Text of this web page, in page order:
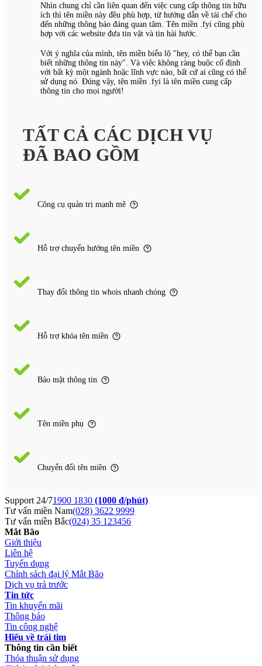
Nhìn chung chỉ cần liên quan đến việc cung cấp thông tin hữu
ích thì tên miền này đều phù hợp, từ hướng dẫn về tái chế cho
đến những thông báo đáng quan tâm. Tên miền .fyi cũng phù
hợp với các website đưa tin vặt và tin hài hước.
Với ý nghĩa của mình, tên miền biểu lộ "hey, có thể bạn cần
biết những thông tin này". Và việc không ràng buộc cố định
với bất kỳ một ngành hoặc lĩnh vực nào, bất cứ ai cũng có thể
sử dụng nó. Đúng vậy, tên miền .fyi là tên miền cung cấp
thông tin cho mọi người!
TẤT CẢ CÁC DỊCH VỤ
ĐÃ BAO GỒM
Công cụ quản trị mạnh mẽ
Hỗ trợ chuyển hướng tên miền
Thay đổi thông tin whois nhanh chóng
Hỗ trợ khóa tên miền
Bảo mật thông tin
Tên miền phụ
Chuyển đổi tên miền
Support 24/71900 1830 (1000 đ/phút)
Tư vấn miền Nam(028) 3622 9999
Tư vấn miền Bắc(024) 35 123456
Mắt Bão
Giới thiệu
Liên hệ
Tuyển dụng
Chính sách đại lý Mắt Bão
Dịch vụ trả trước
Tin tức
Tin khuyến mãi
Thông báo
Tin công nghệ
Hiểu về trái tim
Thông tin cần biết
Thỏa thuận sử dụng